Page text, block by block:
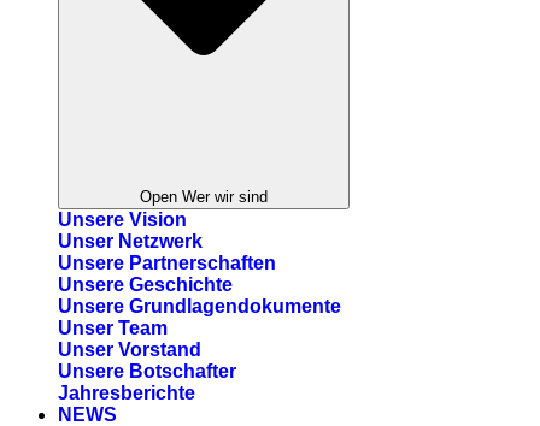
Open Wer wir sind
Unsere Vision
Unser Netzwerk
Unsere Partnerschaften
Unsere Geschichte
Unsere Grundlagendokumente
Unser Team
Unser Vorstand
Unsere Botschafter
Jahresberichte
NEWS